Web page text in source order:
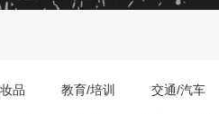
品 教育/培训 交通/汽车